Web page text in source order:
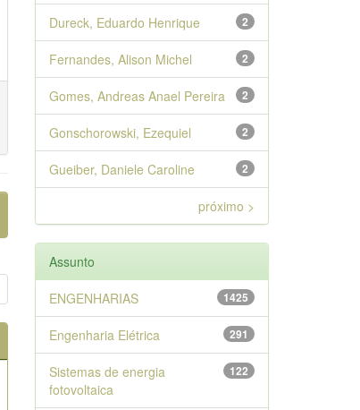
2
Dureck, Eduardo Henrique
2
Fernandes, Alison Michel
2
Gomes, Andreas Anael Pereira
2
Gonschorowski, Ezequiel
2
Gueiber, Daniele Caroline
próximo >
Assunto
1425
ENGENHARIAS
291
Engenharia Elétrica
122
Sistemas de energia
fotovoltaica